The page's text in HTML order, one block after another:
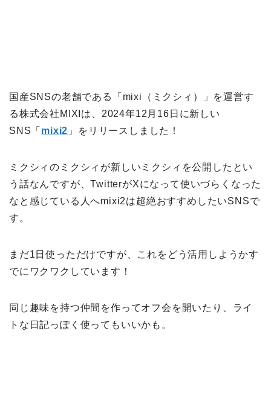
国産SNSの老舗である「mixi（ミクシィ）」を運営す
る株式会社MIXIは、2024年12月16日に新しい
SNS「 mixi2 」をリリースしました！
ミクシィのミクシィが新しいミクシィを公開したとい
う話なんですが、TwitterがXになって使いづらくなった
なと感じている人へmixi2は超絶おすすめしたいSNSで
す。
まだ1日使っただけですが、これをどう活用しようかす
でにワクワクしています！
同じ趣味を持つ仲間を作ってオフ会を開いたり、ライ
トな日記っぽく使ってもいいかも。